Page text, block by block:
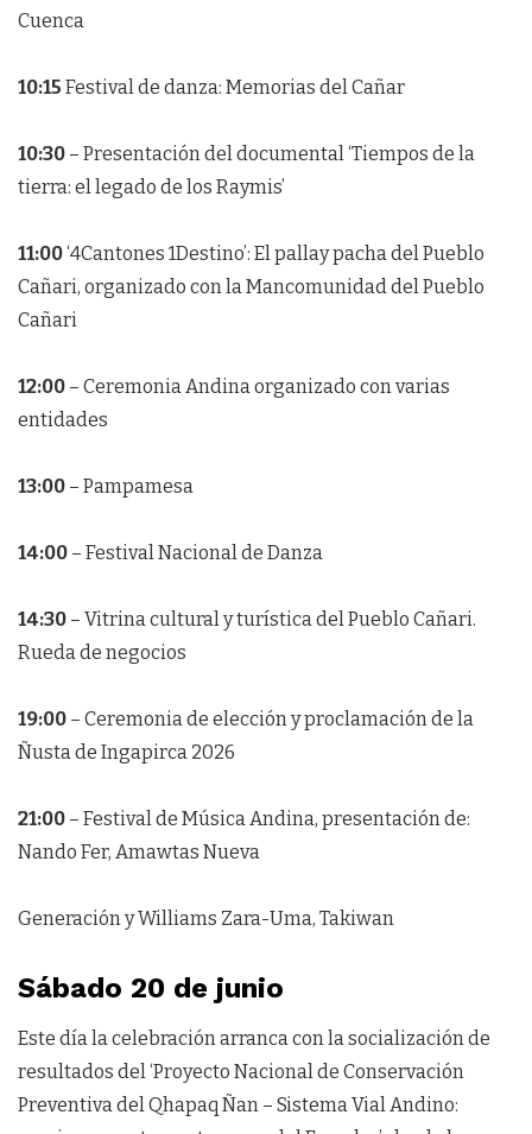
Cuenca
10:15 Festival de danza: Memorias del Cañar
10:30 – Presentación del documental ‘Tiempos de la
tierra: el legado de los Raymis’
11:00‘4Cantones 1Destino’: El pallay pacha del Pueblo
Cañari, organizado con la Mancomunidad del Pueblo
Cañari
12:00 – Ceremonia Andina organizado con varias
entidades
13:00 – Pampamesa
14:00 – Festival Nacional de Danza
14:30 – Vitrina cultural y turística del Pueblo Cañari.
Rueda de negocios
19:00 – Ceremonia de elección y proclamación de la
Ñusta de Ingapirca 2026
21:00 – Festival de Música Andina, presentación de:
Nando Fer, Amawtas Nueva
Generación y Williams Zara-Uma, Takiwan
Sábado 20 de junio
Este día la celebración arranca con la socialización de
resultados del ‘Proyecto Nacional de Conservación
Preventiva del Qhapaq Ñan – Sistema Vial Andino: